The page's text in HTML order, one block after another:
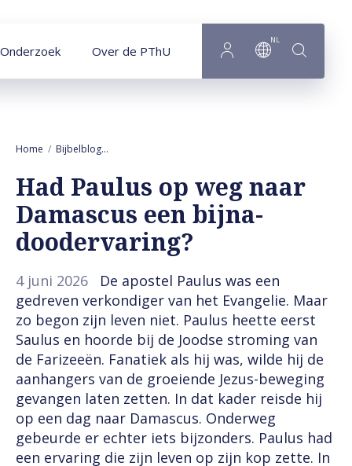
Onderzoek Over de PThU
NL
Home Bijbelblog
Had Paulus op weg naar
Damascus een bijna-
doodervaring?
4 juni 2026
De apostel Paulus was een
gedreven verkondiger van het Evangelie. Maar
zo begon zijn leven niet. Paulus heette eerst
Saulus en hoorde bij de Joodse stroming van
de Farizeeën. Fanatiek als hij was, wilde hij de
aanhangers van de groeiende Jezus-beweging
gevangen laten zetten. In dat kader reisde hij
op een dag naar Damascus. Onderweg
gebeurde er echter iets bijzonders. Paulus had
een ervaring die zijn leven op zijn kop zette. In